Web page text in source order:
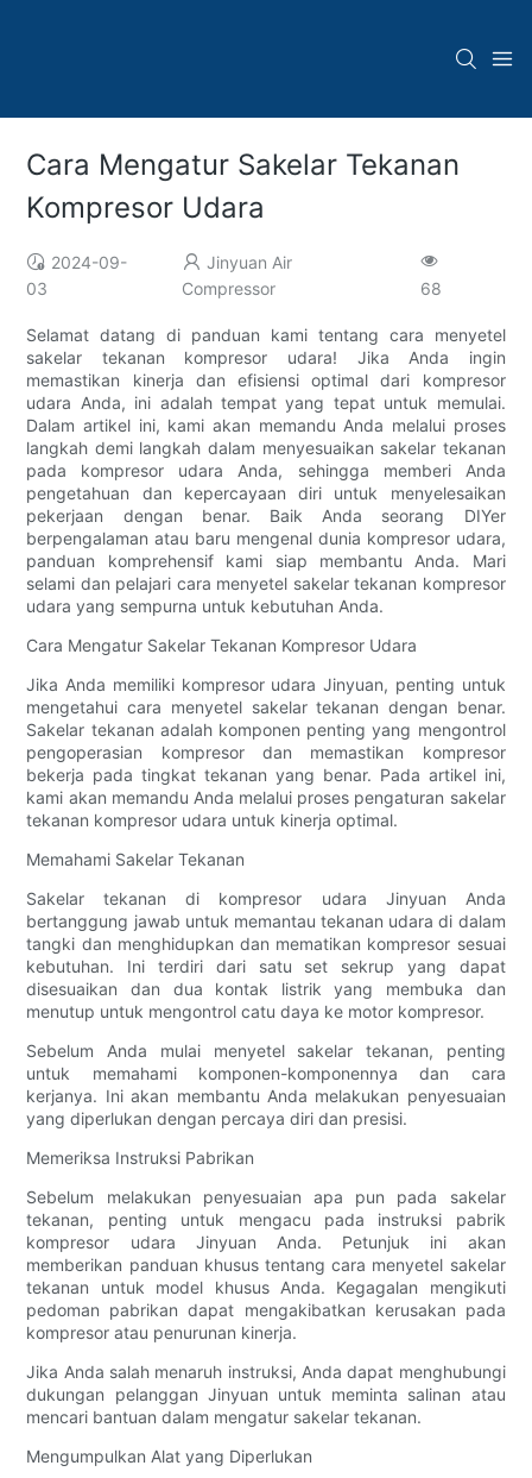
Cara Mengatur Sakelar Tekanan
Kompresor Udara
2024-09-
03
Jinyuan Air
Compressor
68
Selamat datang di panduan kami tentang cara menyetel
sakelar tekanan kompresor udara! Jika Anda ingin
memastikan kinerja dan efisiensi optimal dari kompresor
udara Anda, ini adalah tempat yang tepat untuk memulai.
Dalam artikel ini, kami akan memandu Anda melalui proses
langkah demi langkah dalam menyesuaikan sakelar tekanan
pada kompresor udara Anda, sehingga memberi Anda
pengetahuan dan kepercayaan diri untuk menyelesaikan
pekerjaan dengan benar. Baik Anda seorang DIYer
berpengalaman atau baru mengenal dunia kompresor udara,
panduan komprehensif kami siap membantu Anda. Mari
selami dan pelajari cara menyetel sakelar tekanan kompresor
udara yang sempurna untuk kebutuhan Anda.
Cara Mengatur Sakelar Tekanan Kompresor Udara
Jika Anda memiliki kompresor udara Jinyuan, penting untuk
mengetahui cara menyetel sakelar tekanan dengan benar.
Sakelar tekanan adalah komponen penting yang mengontrol
pengoperasian kompresor dan memastikan kompresor
bekerja pada tingkat tekanan yang benar. Pada artikel ini,
kami akan memandu Anda melalui proses pengaturan sakelar
tekanan kompresor udara untuk kinerja optimal.
Memahami Sakelar Tekanan
Sakelar tekanan di kompresor udara Jinyuan Anda
bertanggung jawab untuk memantau tekanan udara di dalam
tangki dan menghidupkan dan mematikan kompresor sesuai
kebutuhan. Ini terdiri dari satu set sekrup yang dapat
disesuaikan dan dua kontak listrik yang membuka dan
menutup untuk mengontrol catu daya ke motor kompresor.
Sebelum Anda mulai menyetel sakelar tekanan, penting
untuk memahami komponen-komponennya dan cara
kerjanya. Ini akan membantu Anda melakukan penyesuaian
yang diperlukan dengan percaya diri dan presisi.
Memeriksa Instruksi Pabrikan
Sebelum melakukan penyesuaian apa pun pada sakelar
tekanan, penting untuk mengacu pada instruksi pabrik
kompresor udara Jinyuan Anda. Petunjuk ini akan
memberikan panduan khusus tentang cara menyetel sakelar
tekanan untuk model khusus Anda. Kegagalan mengikuti
pedoman pabrikan dapat mengakibatkan kerusakan pada
kompresor atau penurunan kinerja.
Jika Anda salah menaruh instruksi, Anda dapat menghubungi
dukungan pelanggan Jinyuan untuk meminta salinan atau
mencari bantuan dalam mengatur sakelar tekanan.
Mengumpulkan Alat yang Diperlukan